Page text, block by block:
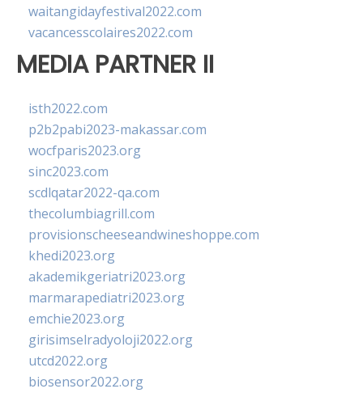
waitangidayfestival2022.com
vacancesscolaires2022.com
MEDIA PARTNER II
isth2022.com
p2b2pabi2023-makassar.com
wocfparis2023.org
sinc2023.com
scdlqatar2022-qa.com
thecolumbiagrill.com
provisionscheeseandwineshoppe.com
khedi2023.org
akademikgeriatri2023.org
marmarapediatri2023.org
emchie2023.org
girisimselradyoloji2022.org
utcd2022.org
biosensor2022.org